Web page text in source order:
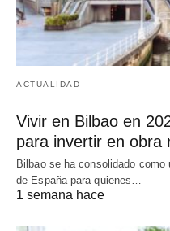
ACTUALIDAD
Vivir en Bilbao en
para invertir en obra
Bilbao se ha consolidado
de España para quienes…
1 semana hace